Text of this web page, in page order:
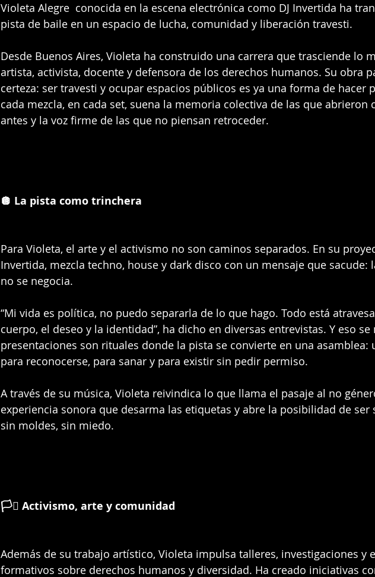
Violeta Alegre  conocida en la escena electrónica como DJ Invertida ha
pista de baile en un espacio de lucha, comunidad y liberación travesti.
Desde Buenos Aires, Violeta ha construido una carrera que trasciende lo
artista, activista, docente y defensora de los derechos humanos. Su obra
certeza: ser travesti y ocupar espacios públicos es ya una forma de hacer
cada mezcla, en cada set, suena la memoria colectiva de las que abrieron
antes y la voz firme de las que no piensan retroceder.
🪩 La pista como trinchera
Para Violeta, el arte y el activismo no son caminos separados. En su
Invertida, mezcla techno, house y dark disco con un mensaje que sacude:
no se negocia.
“Mi vida es política, no puedo separarla de lo que hago. Todo está
cuerpo, el deseo y la identidad”, ha dicho en diversas entrevistas. Y eso se
presentaciones son rituales donde la pista se convierte en una asamblea:
para reconocerse, para sanar y para existir sin pedir permiso.
A través de su música, Violeta reivindica lo que llama el pasaje al no
experiencia sonora que desarma las etiquetas y abre la posibilidad de ser
sin moldes, sin miedo.
🏳️‍⚧️ Activismo, arte y comunidad
Además de su trabajo artístico, Violeta impulsa talleres, investigaciones y
formativos sobre derechos humanos y diversidad. Ha creado iniciativas